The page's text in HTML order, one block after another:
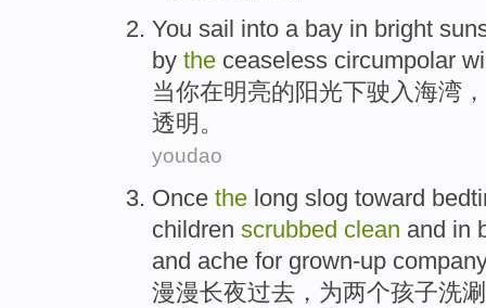
You sail into a bay in bright
by the ceaseless circumpolar
当你在明亮的 阳光下驶入海湾 ，
透明 。
youdao
Once the long slog toward
children scrubbed clean and in
and ache for grown-up company
漫漫长夜过去 ，为两个孩子洗涮